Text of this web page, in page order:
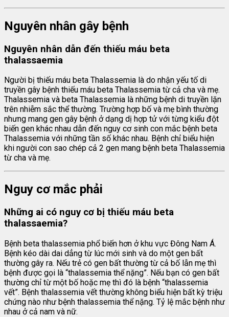
Nguyên nhân gây bệnh
Nguyên nhân dẫn đến thiếu máu beta
thalassaemia
Người bị thiếu máu beta Thalassemia là do nhận yếu tố di
truyền gây bệnh thiếu máu beta Thalassemia từ cả cha và mẹ.
Thalassemia và beta Thalassemia là những bệnh di truyền lặn
trên nhiễm sắc thể thường. Trường hợp bố và mẹ bình thường
nhưng mang gen gây bệnh ở dạng dị hợp tử với từng kiểu đột
biến gen khác nhau dẫn đến nguy cơ sinh con mắc bệnh beta
Thalassemia với những tần số khác nhau. Bệnh chỉ biểu hiện
khi người con sao chép cả 2 gen mang bệnh beta Thalassemia
từ cha và mẹ.
Nguy cơ mắc phải
Những ai có nguy cơ bị thiếu máu beta
thalassaemia?
Bệnh beta thalassemia phổ biến hơn ở khu vực Đông Nam Á.
Bệnh kéo dài dai dẳng từ lúc mới sinh và do một gen bất
thường gây ra. Nếu trẻ có gen bất thường từ cả bố lẫn mẹ thì
bệnh được gọi là “thalassemia thể nặng”. Nếu bạn có gen bất
thường chỉ từ một bố hoặc mẹ thì đó là bệnh “thalassemia
vết”. Bệnh thalassemia vết thường không biểu hiện bất kỳ triệu
chứng nào như bệnh thalassemia thể nặng. Tỷ lệ mắc bệnh như
nhau ở cả nam và nữ.